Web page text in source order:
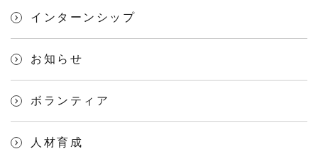
インターンシップ
お知らせ
ボランティア
人材育成